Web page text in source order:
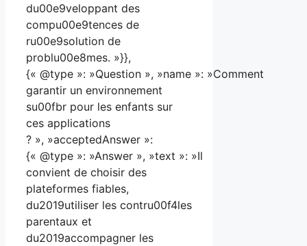
du00e9veloppant des
compu00e9tences de
ru00e9solution de
problu00e8mes. »}},
{« @type »: »Question », »name »: »Comment
garantir un environnement
su00fbr pour les enfants sur
ces applications
? », »acceptedAnswer »:
{« @type »: »Answer », »text »: »Il
convient de choisir des
plateformes fiables,
du2019utiliser les contru00f4les
parentaux et
du2019accompagner les